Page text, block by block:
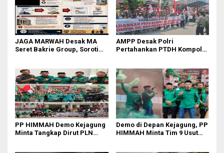
JAGA MARWAH Desak MA
Seret Bakrie Group, Soroti
AMPP Desak Polri
Pertahankan PTDH Kompol
PP HIMMAH Demo Kejagung
Minta Tangkap Dirut PLN
Demo di Depan Kejagung, PP
HIMMAH Minta Tim 9 Usut